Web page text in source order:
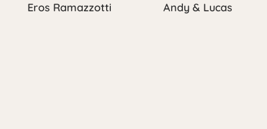
Eros Ramazzotti Andy & Lucas